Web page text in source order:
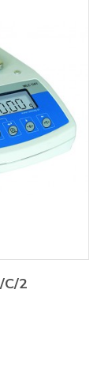
C/2